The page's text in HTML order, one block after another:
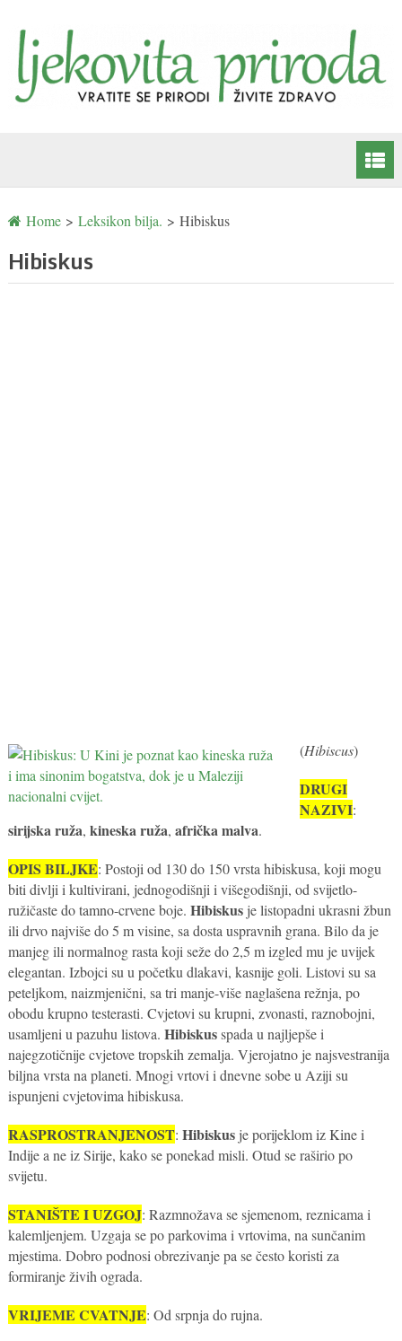
Home> Leksikon bilja. > Hibiskus
Hibiskus
(Hibiscus)
DRUGI
NAZIVI:
sirijska ruža, kineska ruža, afrička malva.
OPIS BILJKE: Postoji od 130 do 150 vrsta hibiskusa, koji mogu
biti divlji i kultivirani, jednogodišnji i višegodišnji, od svijetlo-
ružičaste do tamno-crvene boje. Hibiskusje listopadni ukrasni žbun
ili drvo najviše do 5 m visine, sa dosta uspravnih grana. Bilo da je
manjeg ili normalnog rasta koji seže do 2,5 m izgled mu je uvijek
elegantan. Izbojci su u početku dlakavi, kasnije goli. Listovi su sa
peteljkom, naizmjenični, sa tri manje-više naglašena režnja, po
obodu krupno testerasti. Cvjetovi su krupni, zvonasti, raznobojni,
usamljeni u pazuhu listova. Hibiskusspada u najljepše i
najegzotičnije cvjetove tropskih zemalja. Vjerojatno je najsvestranija
biljna vrsta na planeti. Mnogi vrtovi i dnevne sobe u Aziji su
ispunjeni cvjetovima hibiskusa.
RASPROSTRANJENOST: Hibiskusje porijeklom iz Kine i
Indije a ne iz Sirije, kako se ponekad misli. Otud se raširio po
svijetu.
STANIŠTE I UZGOJ: Razmnožava se sjemenom, reznicama i
kalemljenjem. Uzgaja se po parkovima i vrtovima, na sunčanim
mjestima. Dobro podnosi obrezivanje pa se često koristi za
formiranje živih ograda.
VRIJEME CVATNJE: Od srpnja do rujna.